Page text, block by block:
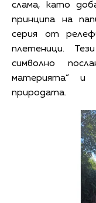
слама, като
принципа на
серия от
плетеници.
символно
материята“ и
природата.